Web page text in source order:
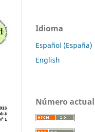
Idioma
Español (España)
English
Número actual